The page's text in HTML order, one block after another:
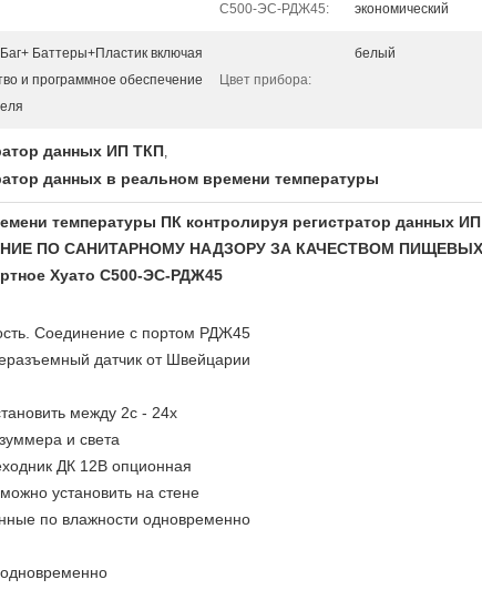
С500-ЭС-РДЖ45:
экономический
Баттеры+Пластик включая
и программное обеспечение
Цвет прибора:
белый
данных ИП ТКП,
данных в реальном времени температуры
температуры ПК контролируя регистратор данных
ПО САНИТАРНОМУ НАДЗОРУ ЗА КАЧЕСТВОМ
Хуато С500-ЭС-РДЖ45
Соединение с портом РДЖ45
датчик от Швейцарии
между 2с - 24х
и света
ДК 12В опционная
установить на стене
по влажности одновременно